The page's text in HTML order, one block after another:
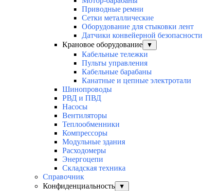
Приводные ремни
Сетки металлические
Оборудование для стыковки лент
Датчики конвейерной безопасности
Крановое оборудование
▼
Кабельные тележки
Пульты управления
Кабельные барабаны
Канатные и цепные электротали
Шинопроводы
РВД и ПВД
Насосы
Вентиляторы
Теплообменники
Компрессоры
Модульные здания
Расходомеры
Энергоцепи
Складская техника
Справочник
Конфиденциальность
▼